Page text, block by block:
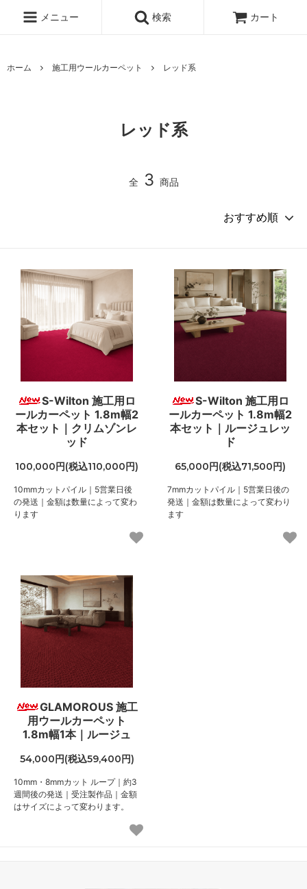
メニュー 検索 カート
ホーム 施工用ウールカーペット レッド系
レッド系
全 3 商品
S-Wilton 施工用ロ
ールカーペット 1.8m幅2
本セット｜クリムゾンレ
ッド
100,000円(税込110,000円)
10mmカットパイル｜5営業日後
の発送｜金額は数量によって変わ
ります
S-Wilton 施工用ロ
ールカーペット 1.8m幅2
本セット｜ルージュレッ
ド
65,000円(税込71,500円)
7mmカットパイル｜5営業日後の
発送｜金額は数量によって変わり
ます
GLAMOROUS 施工
用ウールカーペット
1.8m幅1本｜ルージュ
54,000円(税込59,400円)
10mm・8mmカット ループ｜約3
週間後の発送｜受注製作品｜金額
はサイズによって変わります。